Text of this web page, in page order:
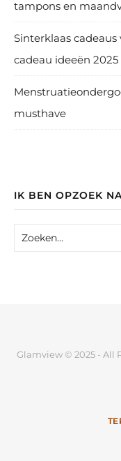
tampons en
Sinterklaas
cadeau ideeën 2025
musthave
IK BEN OPZOEK
Glamview © 2025 - All